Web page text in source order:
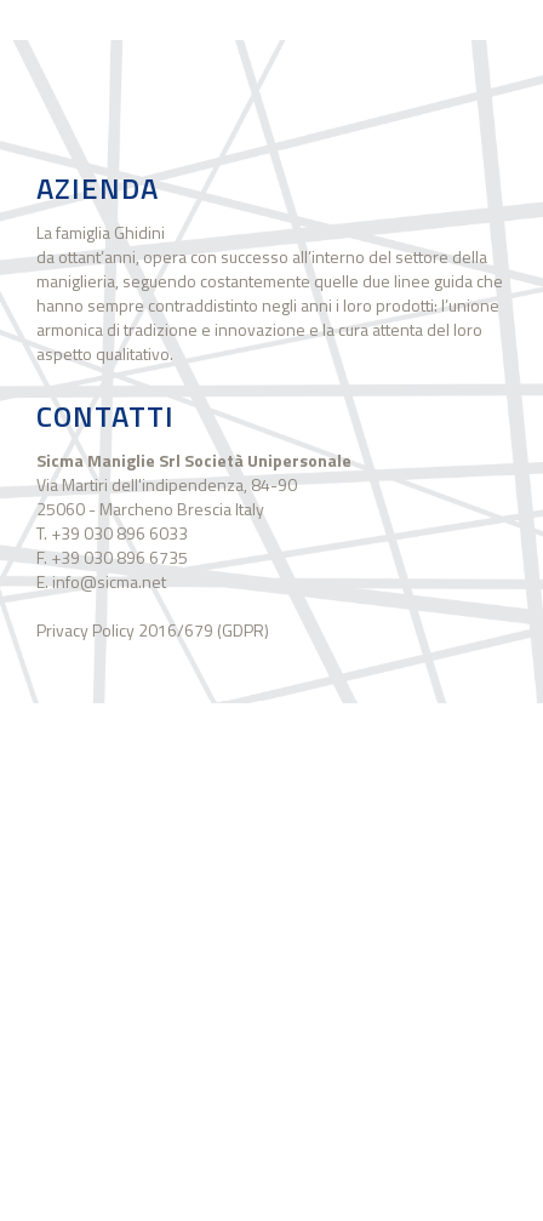
AZIENDA
La famiglia Ghidini
da ottant’anni, opera con successo all’interno del settore della
maniglieria, seguendo costantemente quelle due linee guida che
hanno sempre contraddistinto negli anni i loro prodotti: l’unione
armonica di tradizione e innovazione e la cura attenta del loro
aspetto qualitativo.
CONTATTI
Sicma Maniglie Srl Società Unipersonale
Via Martiri dell'indipendenza, 84-90
25060 - Marcheno Brescia Italy
T. +39 030 896 6033
F. +39 030 896 6735
E. info@sicma.net
Privacy Policy 2016/679 (GDPR)